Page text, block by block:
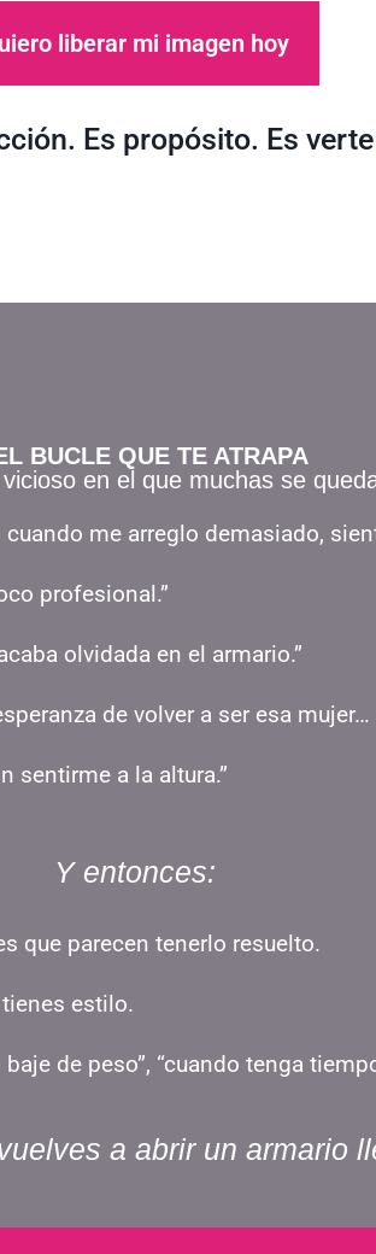
liberar mi imagen hoy
Es propósito. Es
BUCLE QUE TE ATRAPA
en el que muchas se
me arreglo demasiado,
profesional.”
olvidada en el armario.”
de volver a ser esa
sentirme a la altura.”
Y entonces:
que parecen tenerlo resuelto.
estilo.
de peso”, “cuando tenga
a abrir un armario